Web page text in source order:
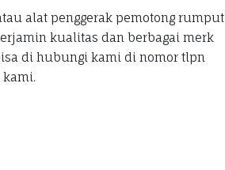
alat penggerak pemotong rumput
kualitas dan berbagai merk
di hubungi kami di nomor tlpn